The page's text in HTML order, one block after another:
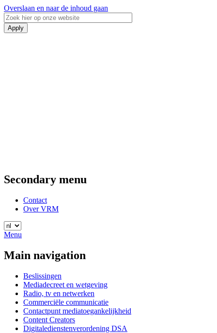
Overslaan en naar de inhoud gaan
Secondary menu
Contact
Over VRM
Menu
Main navigation
Beslissingen
Mediadecreet en wetgeving
Radio, tv en netwerken
Commerciële communicatie
Contactpunt mediatoegankelijkheid
Content Creators
Digitaledienstenverordening DSA